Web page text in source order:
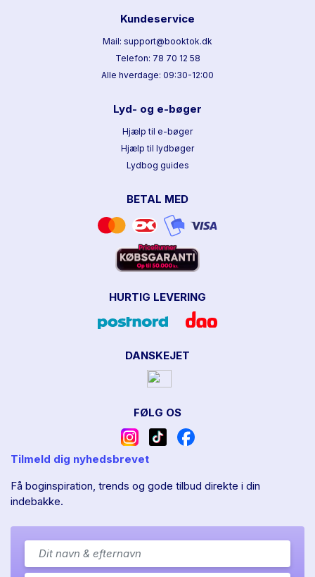
Kundeservice
Mail: support@booktok.dk
Telefon: 78 70 12 58
Alle hverdage: 09:30-12:00
Lyd- og e-bøger
Hjælp til e-bøger
Hjælp til lydbøger
Lydbog guides
BETAL MED
HURTIG LEVERING
DANSKEJET
FØLG OS
Tilmeld dig nyhedsbrevet
Få boginspiration, trends og gode tilbud direkte i din
indebakke.